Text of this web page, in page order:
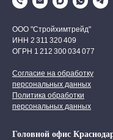
ООО "Стройхимтрейд"
ИНН 2 311 320 409
ОГРН 1 212 300 034 077
Согласие на обработку
персональных данных
Политика обработки
персональных данных
Головной офис